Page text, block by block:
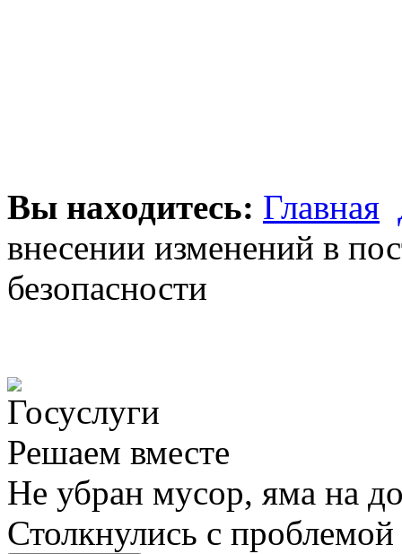
Вы находитесь: Главная
внесении изменений в
безопасности
Решаем вместе
Не убран мусор, яма на
Столкнулись с